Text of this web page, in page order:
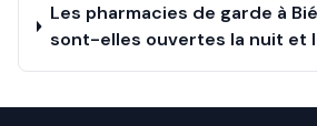
Les pharmacies de garde à
sont-elles ouvertes la nuit et